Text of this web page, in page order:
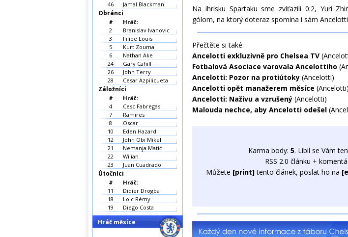
Na ihrisku Spartaku sme zvíťazili 0:2, Yuri
gólom, na ktorý doteraz spomína i sám
Přečtěte si také:
Ancelotti exkluzivně pro Chelsea TV
Fotbalová Asociace varovala Ancelottiho
Ancelotti: Pozor na protiútoky (Ancelotti)
Ancelotti opět manažerem měsíce (Ancelotti)
Ancelotti: Naživu a vzrušený (Ancelotti)
Malouda nechce, aby Ancelotti odešel
Karma body: 5. Líbil se Vám
RSS 2.0 článku +
Můžete [print]tento článek, poslat ho na
46
Jamal Blackman
Obránci
#
Hráč:
2
Branislav Ivanovic
3
Filipe Louis
5
Kurt Zouma
6
Nathan Ake
24
Gary Cahill
26
John Terry
28
Cesar Azpilicueta
Záložníci
#
Hráč:
4
Cesc Fabregas
7
Ramires
8
Oscar
10
Eden Hazard
12
John Obi Mikel
21
Nemanja Matić
22
Wilian
23
Juan Cuadrado
Útočníci
#
Hráč:
11
Didier Drogba
18
Loic Rémy
19
Diego Costa
Hráč měsíce